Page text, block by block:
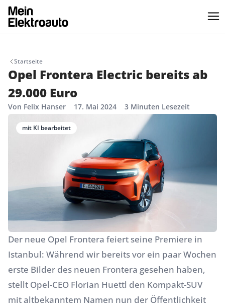
Startseite
Opel Frontera Electric bereits ab
29.000 Euro
Von Felix Hanser 17. Mai 2024 3 Minuten Lesezeit
mit KI bearbeitet
Der neue Opel Frontera feiert seine Premiere in
Istanbul: Während wir bereits vor ein paar Wochen
erste Bilder des neuen Frontera gesehen haben,
stellt Opel-CEO Florian Huettl den Kompakt-SUV
mit altbekanntem Namen nun der Öffentlichkeit